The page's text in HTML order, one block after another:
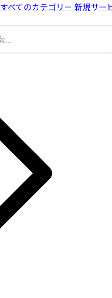
すべてのカテゴリー 新規サー